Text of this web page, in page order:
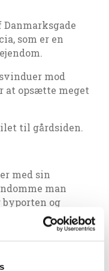
som er en
mod
at opsætte meget
til gårdsiden.
med sin
man
byporten og
th., er